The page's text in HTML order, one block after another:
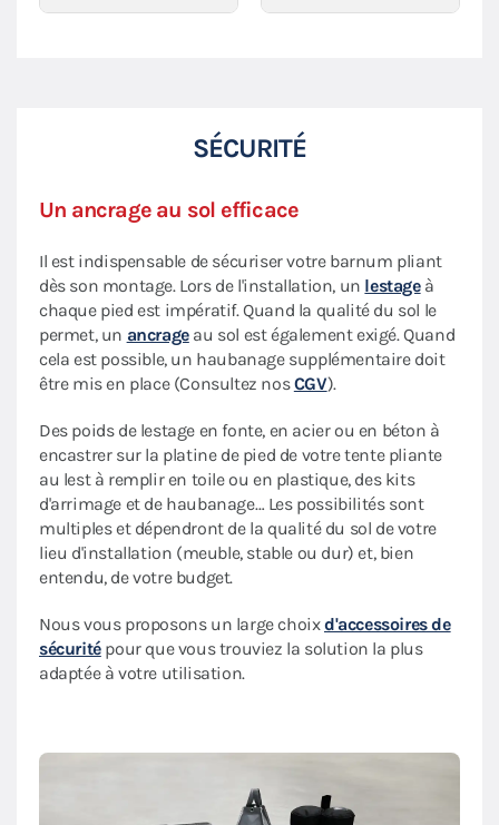
SÉCURITÉ
Un ancrage au sol efficace
Il est indispensable de sécuriser votre barnum pliant
dès son montage. Lors de l'installation, un lestageà
chaque pied est impératif. Quand la qualité du sol le
permet, un ancrageau sol est également exigé. Quand
cela est possible, un haubanage supplémentaire doit
être mis en place (Consultez nosCGV).
Des poids de lestage en fonte, en acier ou en béton à
encastrer sur la platine de pied de votre tente pliante
au lest à remplir en toile ou en plastique, des kits
d'arrimage et de haubanage… Les possibilités sont
multiples et dépendront de la qualité du sol de votre
lieu d'installation (meuble, stable ou dur) et, bien
entendu, de votre budget.
Nous vous proposons un large choixd'accessoires de
sécuritépour que vous trouviez la solution la plus
adaptée à votre utilisation.